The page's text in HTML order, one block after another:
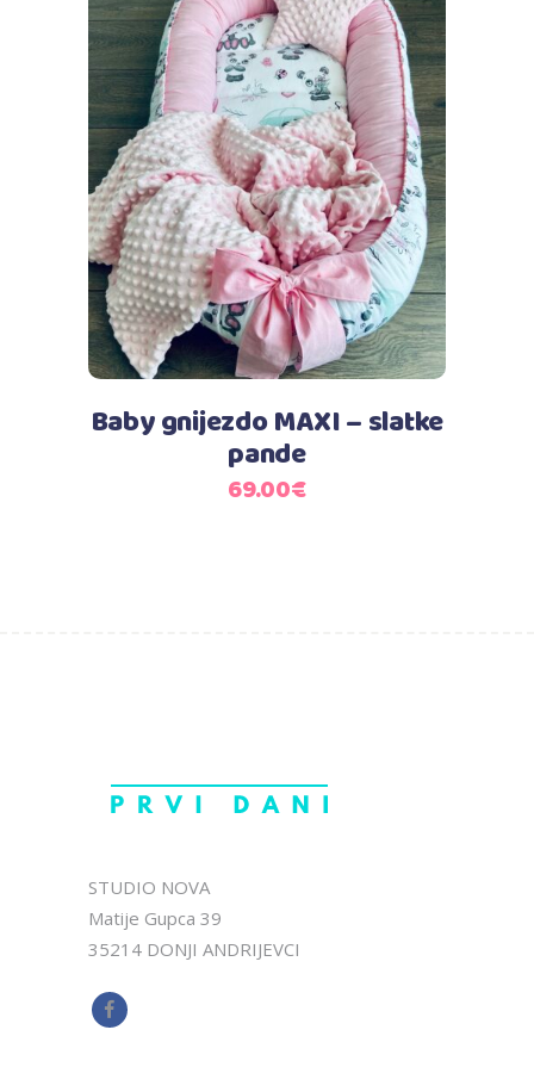
Dodaj u košaricu
Baby gnijezdo MAXI – slatke
pande
69.00€
STUDIO NOVA
Matije Gupca 39
35214 DONJI ANDRIJEVCI